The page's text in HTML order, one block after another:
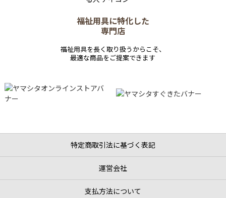
福祉用具に特化した
専門店
福祉用具を長く取り扱うからこそ、
最適な商品をご提案できます
特定商取引法に基づく表記
運営会社
支払方法について